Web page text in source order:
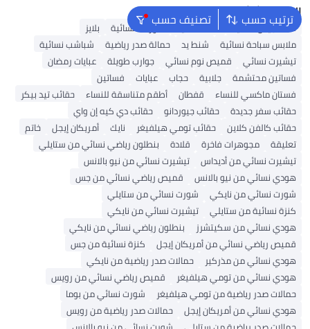
ترتيب حسب تصنيف حسب البحث الشائع
شنط جيس نسائية شنط نسائية شورتات نسائية
بلايز
ملابس سباحة نسائية
شنط يد حمالة صدر رياضية
شباشب نسائية
تيشيرت نسائي
قميص نوم نسائي جوارب طويلة
عبايات رمضان
فساتين محتشمة
جلابية حجاب عبايات
فساتين
فستان ماكسي للنساء
قفطان أطقم متناسقة للنساء
حقائب تيد بيكر
حقائب سفر جديدة
حقائب جيوردانو
حقائب دي كيه إن واي
حقائب كالفن كلاين
حقائب تومي هيلفيغر نايك أمريكان إيجل
خاتم
تعليقة
مجوهرات فاخرة قلادة
بنطلون رياضي نسائي من ستايلي
تيشيرت نسائي من أديداس
تيشيرت نسائي من نيو بالانس
هودي نسائي من نيو بالانس
قميص رياضي نسائي من جس
شورت نسائي من نايكي
شورت نسائي من ستايلي
كنزة نسائية من ستايلي
تيشيرت نسائي من نايكي
هودي نسائي من سكيتشرز
بنطلون رياضي نسائي من نايكي
قميص رياضي نسائي من أمريكان إيجل
كنزة نسائية من جس
هودي نسائي من مذركير
حمالات صدر رياضية من نايكي
هودي نسائي من تومي هيلفيغر
قميص رياضي نسائي من رويس
حمالات صدر رياضية من تومي هيلفيغر
شورت نسائي من بوما
هودي نسائي من أمريكان إيجل
حمالات صدر رياضية من رويس